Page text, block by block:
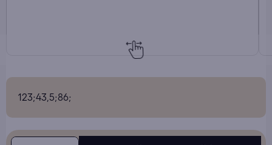
123;43,5;86;